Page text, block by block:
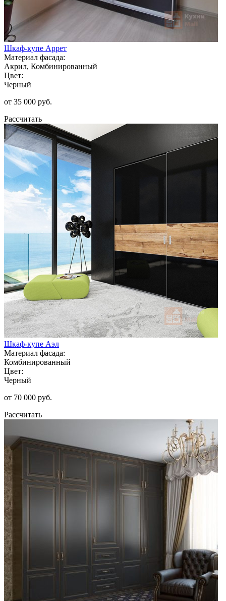
Шкаф-купе Аррет
Материал фасада:
Акрил, Комбинированный
Цвет:
Черный
от 35 000 руб.
Рассчитать
Шкаф-купе Аэл
Материал фасада:
Комбинированный
Цвет:
Черный
от 70 000 руб.
Рассчитать